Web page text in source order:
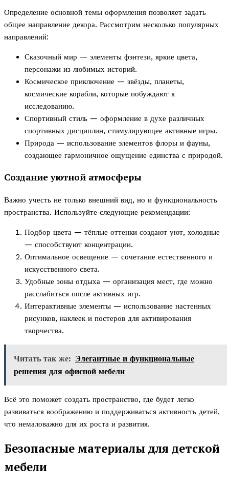
Определение основной темы оформления позволяет задать
общее направление декора. Рассмотрим несколько популярных
направлений:
Сказочный мир — элементы фэнтези, яркие цвета,
персонажи из любимых историй.
Космическое приключение — звёзды, планеты,
космические корабли, которые побуждают к
исследованию.
Спортивный стиль — оформление в духе различных
спортивных дисциплин, стимулирующее активные игры.
Природа — использование элементов флоры и фауны,
создающее гармоничное ощущение единства с природой.
Создание уютной атмосферы
Важно учесть не только внешний вид, но и функциональность
пространства. Используйте следующие рекомендации:
Подбор цвета — тёплые оттенки создают уют, холодные
— способствуют концентрации.
Оптимальное освещение — сочетание естественного и
искусственного света.
Удобные зоны отдыха — организация мест, где можно
расслабиться после активных игр.
Интерактивные элементы — использование настенных
рисунков, наклеек и постеров для активирования
творчества.
Читать так же: Элегантные и функциональные
решения для офисной мебели
Всё это поможет создать пространство, где будет легко
развиваться воображению и поддерживаться активность детей,
что немаловажно для их роста и развития.
Безопасные материалы для детской
мебели